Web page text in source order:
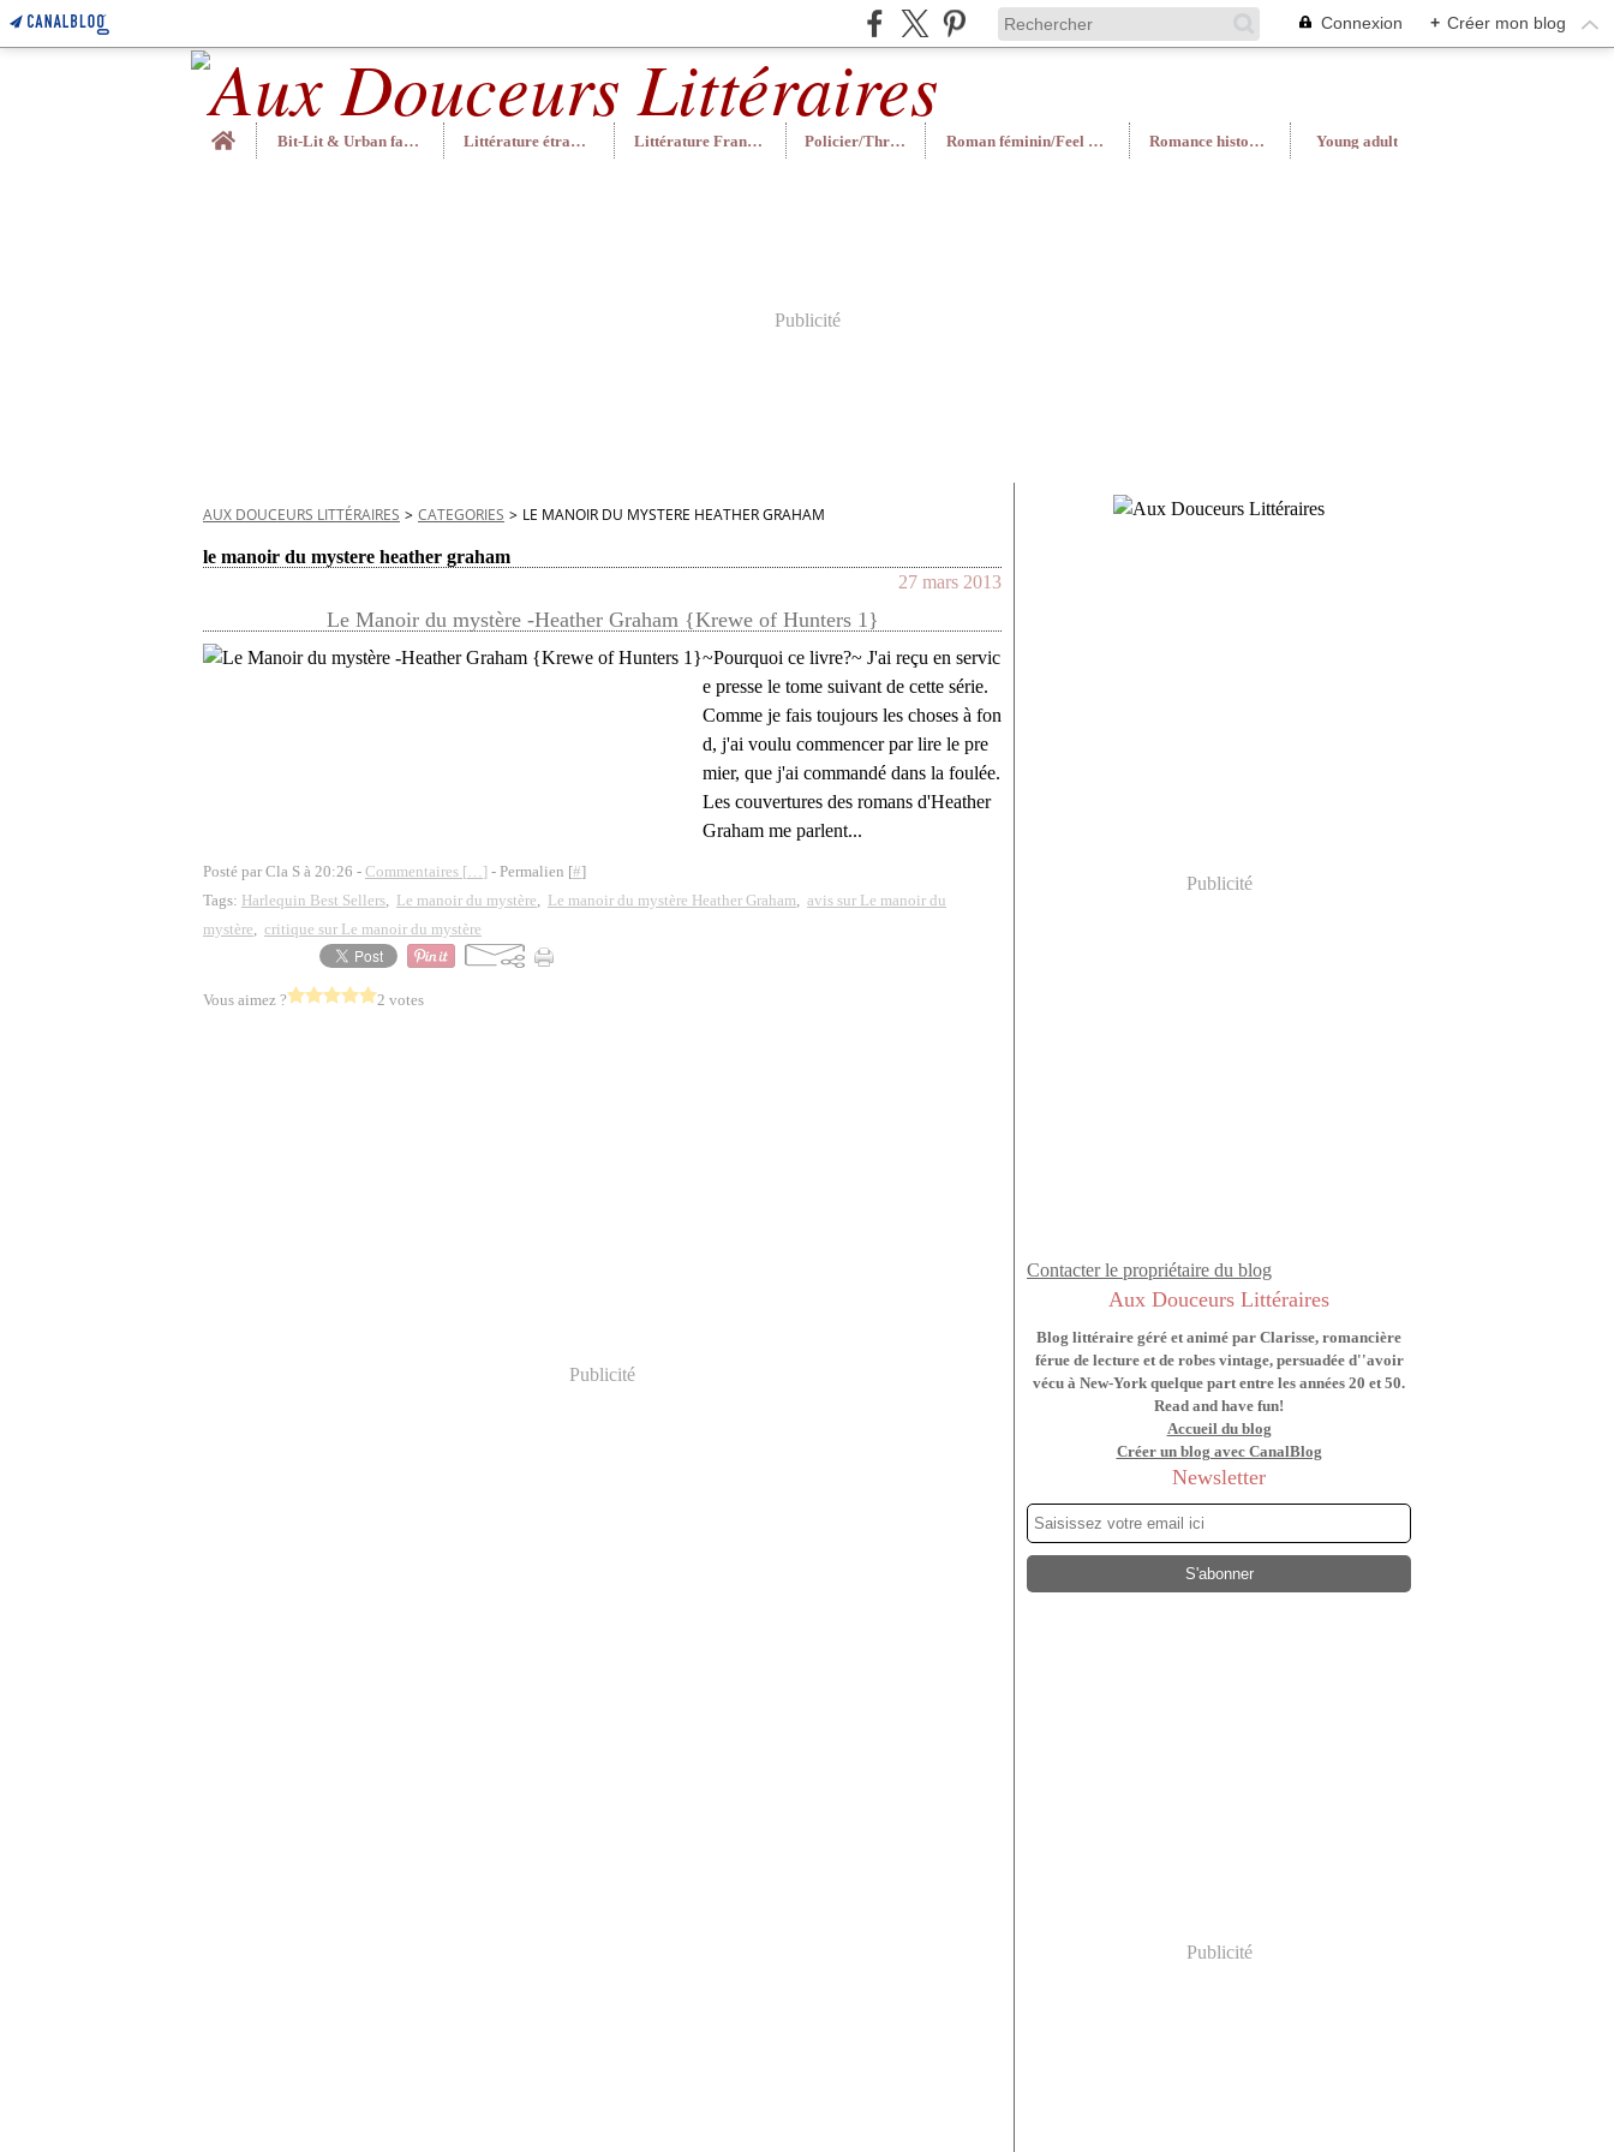
Connexion + Créer mon blog
Home
Bit-Lit & Urban fantasy Littérature étrangère Littérature Française Policier/Thriller Roman féminin/Feel Good Romance historique Young adult
Publicité
AUX DOUCEURS LITTÉRAIRES > CATEGORIES > LE MANOIR DU MYSTERE HEATHER GRAHAM
le manoir du mystere heather graham
27 mars 2013
Le Manoir du mystère -Heather Graham {Krewe of Hunters 1}
~Pourquoi ce livre?~ J'ai reçu en servic
e presse le tome suivant de cette série.
Comme je fais toujours les choses à fon
d, j'ai voulu commencer par lire le pre
mier, que j'ai commandé dans la foulée.
Les couvertures des romans d'Heather
Graham me parlent...
Posté par Cla S à 20:26 - Commentaires […] - Permalien [#]
Tags: Harlequin Best Sellers, Le manoir du mystère, Le manoir du mystère Heather Graham, avis sur Le manoir du
mystère, critique sur Le manoir du mystère
Vous aimez ? 2 votes
Publicité
Publicité
Contacter le propriétaire du blog
Aux Douceurs Littéraires
Blog littéraire géré et animé par Clarisse, romancière
férue de lecture et de robes vintage, persuadée d''avoir
vécu à New-York quelque part entre les années 20 et 50.
Read and have fun!
Accueil du blog
Créer un blog avec CanalBlog
Newsletter
Publicité